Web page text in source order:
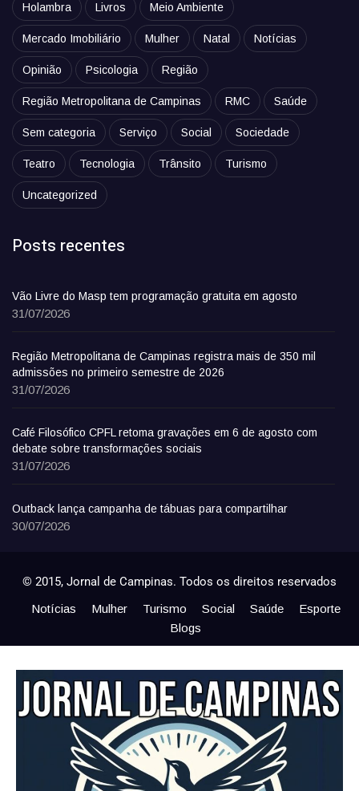
Holambra Livros Meio Ambiente
Mercado Imobiliário Mulher Natal Notícias
Opinião Psicologia Região
Região Metropolitana de Campinas RMC Saúde
Sem categoria Serviço Social Sociedade
Teatro Tecnologia Trânsito Turismo
Uncategorized
Posts recentes
Vão Livre do Masp tem programação gratuita em agosto
31/07/2026
Região Metropolitana de Campinas registra mais de 350 mil
admissões no primeiro semestre de 2026
31/07/2026
Café Filosófico CPFL retoma gravações em 6 de agosto com
debate sobre transformações sociais
31/07/2026
Outback lança campanha de tábuas para compartilhar
30/07/2026
© 2015, Jornal de Campinas. Todos os direitos reservados
Notícias Mulher Turismo Social Saúde
Esporte
Blogs